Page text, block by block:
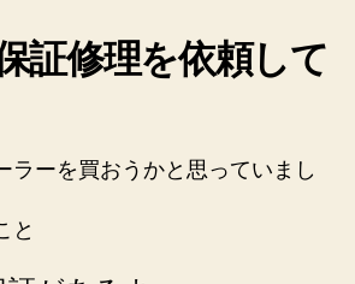
証修理を依頼して
ラーを買おうかと思っていまし
と